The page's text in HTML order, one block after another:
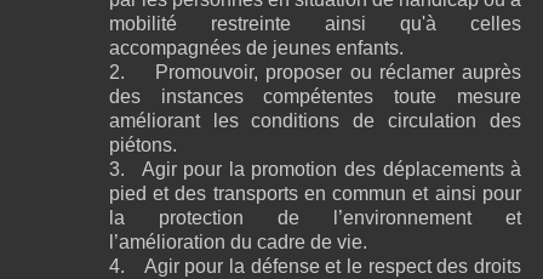
mobilité restreinte ainsi qu'à celles
accompagnées de jeunes enfants.
2.
Promouvoir, proposer ou réclamer auprès
des instances compétentes toute mesure
améliorant les conditions de circulation des
piétons.
3.
Agir pour la promotion des déplacements à
pied et des transports en commun et ainsi pour
la protection de
l’environnement et
l’amélioration du cadre de vie.
4.
Agir pour la défense et le respect des droits